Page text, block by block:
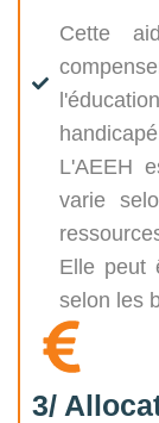
Cette
L'AEEH
varie
Elle peut
selon les
3/